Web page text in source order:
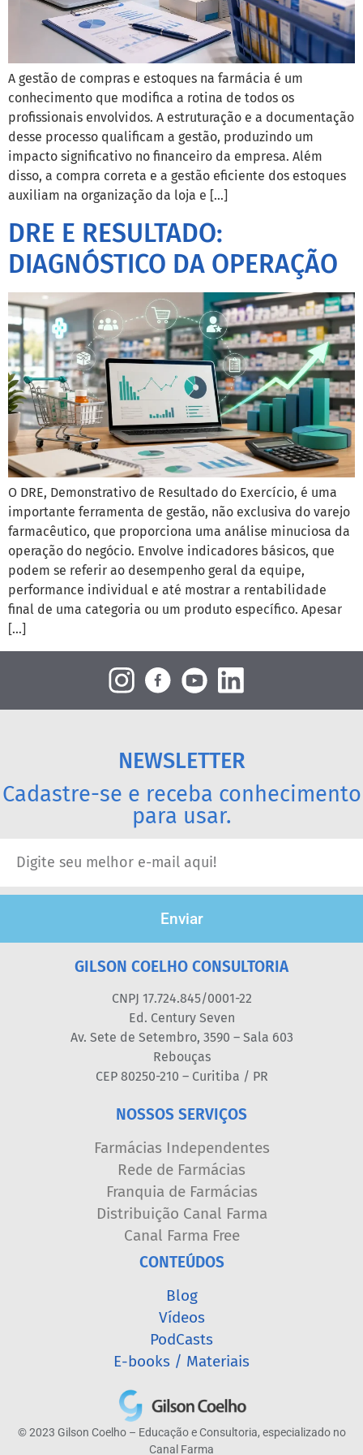
A gestão de compras e estoques na farmácia é um
conhecimento que modifica a rotina de todos os
profissionais envolvidos. A estruturação e a documentação
desse processo qualificam a gestão, produzindo um
impacto significativo no financeiro da empresa. Além
disso, a compra correta e a gestão eficiente dos estoques
auxiliam na organização da loja e […]
DRE E RESULTADO:
DIAGNÓSTICO DA OPERAÇÃO
O DRE, Demonstrativo de Resultado do Exercício, é uma
importante ferramenta de gestão, não exclusiva do varejo
farmacêutico, que proporciona uma análise minuciosa da
operação do negócio. Envolve indicadores básicos, que
podem se referir ao desempenho geral da equipe,
performance individual e até mostrar a rentabilidade
final de uma categoria ou um produto específico. Apesar
[…]
NEWSLETTER
Cadastre-se e receba conhecimento
para usar.
Enviar
GILSON COELHO CONSULTORIA
CNPJ 17.724.845/0001-22
Ed. Century Seven
Av. Sete de Setembro, 3590 – Sala 603
Rebouças
CEP 80250-210 – Curitiba / PR
NOSSOS SERVIÇOS
Farmácias Independentes
Rede de Farmácias
Franquia de Farmácias
Distribuição Canal Farma
Canal Farma Free
CONTEÚDOS
Blog
Vídeos
PodCasts
E-books / Materiais
© 2023 Gilson Coelho – Educação e Consultoria, especializado no
Canal Farma